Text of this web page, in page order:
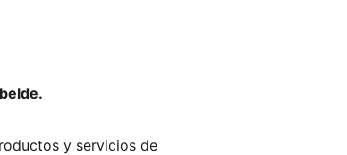
y servicios de